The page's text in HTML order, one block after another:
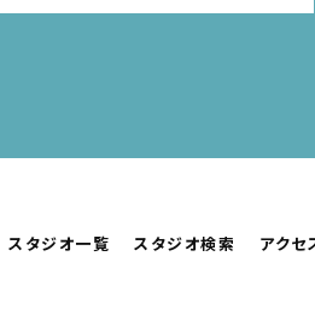
スタジオ一覧 スタジオ検索 アクセ